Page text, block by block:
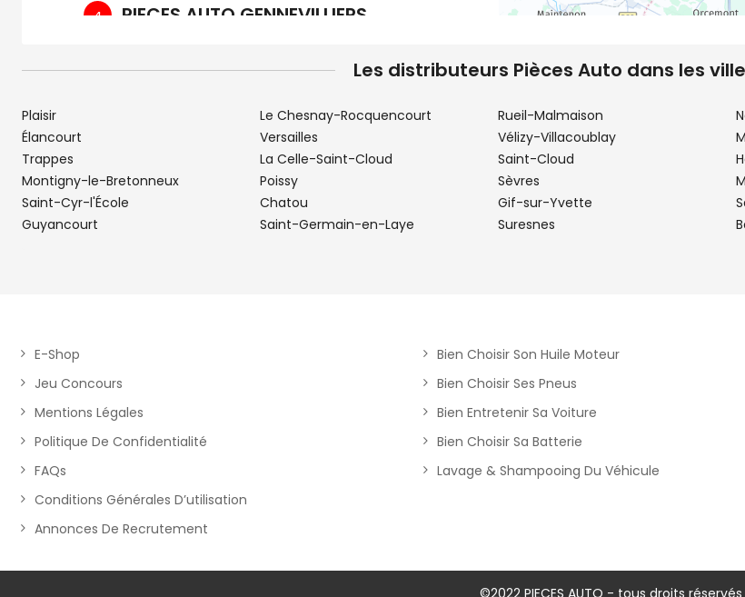
4 PIECES AUTO GENNEVILLIERS
92230 GENNEVILLIERS
Téléphone
Voir plus
5
PIECES AUTO FRANCONVILLE - TECHNO
6 DS PIECES AUTO 2
RUE JEAN PIERRE TIMBAUD
Les distributeurs Pièces Auto dans les
Plaisir
Élancourt
Trappes
Montigny-le-Bretonneux
Saint-Cyr-l'École
Guyancourt
Le Chesnay-Rocquencourt
Versailles
La Celle-Saint-Cloud
Poissy
Chatou
Saint-Germain-en-Laye
Rueil-Malmaison
Vélizy-Villacoublay
Saint-Cloud
Sèvres
Gif-sur-Yvette
Suresnes
E-Shop
Jeu Concours
Mentions Légales
Politique De Confidentialité
FAQs
Conditions Générales D’utilisation
Annonces De Recrutement
Bien Choisir Son Huile Moteur
Bien Choisir Ses Pneus
Bien Entretenir Sa Voiture
Bien Choisir Sa Batterie
Lavage & Shampooing Du Véhicule
©2022 PIECES AUTO - tous droits réservés